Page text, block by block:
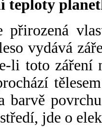
teploty
přirozená
vydává
li toto záření
barvě
jde o